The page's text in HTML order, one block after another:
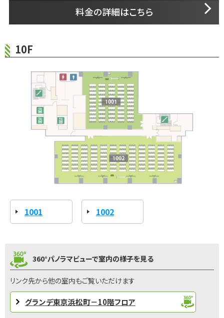
料金の詳細はこちら
10F
1001 1002
360°パノラマビューで室内の様子を見る
リンク先から他の室内もご覧いただけます
グランデ東京浜松町－10階フロア